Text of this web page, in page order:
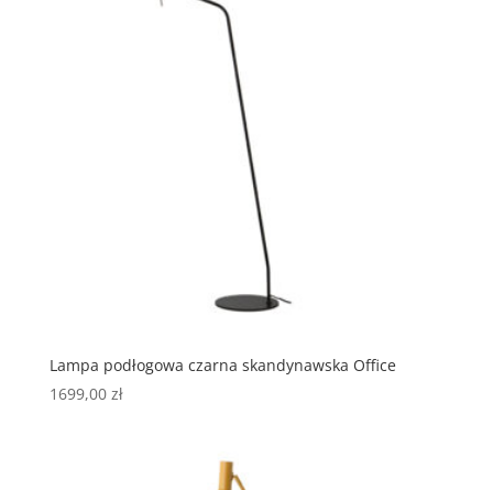
Lampa podłogowa czarna skandynawska Office
1699,00 zł